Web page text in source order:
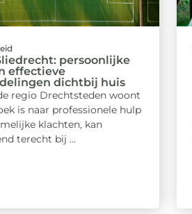
persoonlijke
effectieve
dichtbij huis
regio Drechtsteden woont
is naar professionele hulp
klachten, kan
terecht bij ...